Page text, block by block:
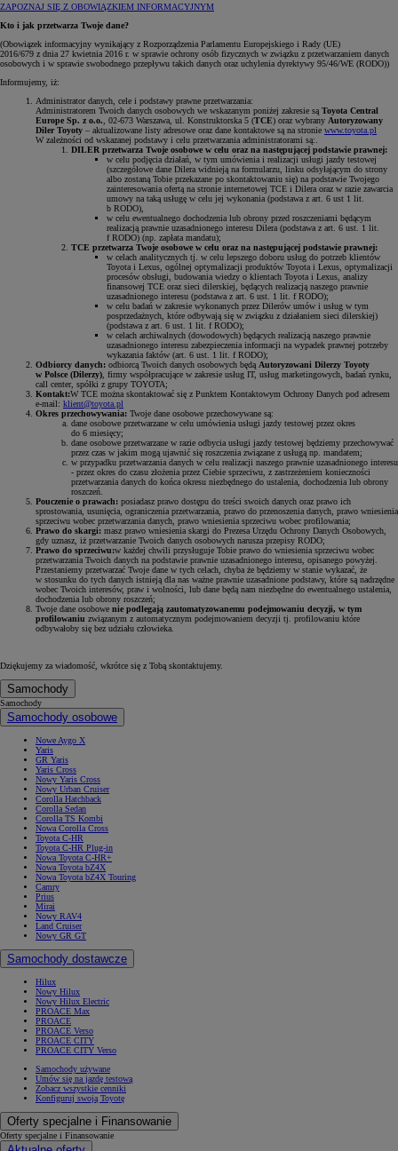
ZAPOZNAJ SIĘ Z OBOWIĄZKIEM INFORMACYJNYM
Kto i jak przetwarza Twoje dane?
(Obowiązek informacyjny wynikający z Rozporządzenia Parlamentu Europejskiego i Rady (UE)
2016/679 z dnia 27 kwietnia 2016 r. w sprawie ochrony osób fizycznych w związku z przetwarzaniem danych
osobowych i w sprawie swobodnego przepływu takich danych oraz uchylenia dyrektywy 95/46/WE (RODO))
Informujemy, iż:
Administrator danych, cele i podstawy prawne przetwarzania:
Administratorem Twoich danych osobowych we wskazanym poniżej zakresie są Toyota Central
Europe Sp. z o.o. , 02-673 Warszawa, ul. Konstruktorska 5 (TCE) oraz wybrany Autoryzowany
Diler Toyoty – aktualizowane listy adresowe oraz dane kontaktowe są na stronie www.toyota.pl
W zależności od wskazanej podstawy i celu przetwarzania administratorami są:.
DILER przetwarza Twoje osobowe w celu oraz na następującej podstawie prawnej:
w celu podjęcia działań, w tym umówienia i realizacji usługi jazdy testowej
(szczegółowe dane Dilera widnieją na formularzu, linku odsyłającym do strony
albo zostaną Tobie przekazane po skontaktowaniu się) na podstawie Twojego
zainteresowania ofertą na stronie internetowej TCE i Dilera oraz w razie zawarcia
umowy na taką usługę w celu jej wykonania (podstawa z art. 6 ust 1 lit.
b RODO),
w celu ewentualnego dochodzenia lub obrony przed roszczeniami będącym
realizacją prawnie uzasadnionego interesu Dilera (podstawa z art. 6 ust. 1 lit.
f RODO) (np. zapłata mandatu);
TCE przetwarza Twoje osobowe w celu oraz na następującej podstawie prawnej:
w celach analitycznych tj. w celu lepszego doboru usług do potrzeb klientów
Toyota i Lexus, ogólnej optymalizacji produktów Toyota i Lexus, optymalizacji
procesów obsługi, budowania wiedzy o klientach Toyota i Lexus, analizy
finansowej TCE oraz sieci dilerskiej, będących realizacją naszego prawnie
uzasadnionego interesu (podstawa z art. 6 ust. 1 lit. f RODO);
w celu badań w zakresie wykonanych przez Dilerów umów i usług w tym
posprzedażnych, które odbywają się w związku z działaniem sieci dilerskiej)
(podstawa z art. 6 ust. 1 lit. f RODO);
w celach archiwalnych (dowodowych) będących realizacją naszego prawnie
uzasadnionego interesu zabezpieczenia informacji na wypadek prawnej potrzeby
wykazania faktów (art. 6 ust. 1 lit. f RODO);
Odbiorcy danych: odbiorcą Twoich danych osobowych będą Autoryzowani Dilerzy Toyoty
w Polsce (Dilerzy) , firmy współpracujące w zakresie usług IT, usług marketingowych, badań rynku,
call center, spółki z grupy TOYOTA;
Kontakt:W TCE można skontaktować się z Punktem Kontaktowym Ochrony Danych pod adresem
e-mail: klient@toyota.pl
Okres przechowywania: Twoje dane osobowe przechowywane są:
dane osobowe przetwarzane w celu umówienia usługi jazdy testowej przez okres
do 6 miesięcy;
dane osobowe przetwarzane w razie odbycia usługi jazdy testowej będziemy przechowywać
przez czas w jakim mogą ujawnić się roszczenia związane z usługą np. mandatem;
w przypadku przetwarzania danych w celu realizacji naszego prawnie uzasadnionego interesu
- przez okres do czasu złożenia przez Ciebie sprzeciwu, z zastrzeżeniem konieczności
przetwarzania danych do końca okresu niezbędnego do ustalenia, dochodzenia lub obrony
roszczeń.
Pouczenie o prawach: posiadasz prawo dostępu do treści swoich danych oraz prawo ich
sprostowania, usunięcia, ograniczenia przetwarzania, prawo do przenoszenia danych, prawo wniesienia
sprzeciwu wobec przetwarzania danych, prawo wniesienia sprzeciwu wobec profilowania;
Prawo do skargi: masz prawo wniesienia skargi do Prezesa Urzędu Ochrony Danych Osobowych,
gdy uznasz, iż przetwarzanie Twoich danych osobowych narusza przepisy RODO;
Prawo do sprzeciwu:w każdej chwili przysługuje Tobie prawo do wniesienia sprzeciwu wobec
przetwarzania Twoich danych na podstawie prawnie uzasadnionego interesu, opisanego powyżej.
Przestaniemy przetwarzać Twoje dane w tych celach, chyba że będziemy w stanie wykazać, że
w stosunku do tych danych istnieją dla nas ważne prawnie uzasadnione podstawy, które są nadrzędne
wobec Twoich interesów, praw i wolności, lub dane będą nam niezbędne do ewentualnego ustalenia,
dochodzenia lub obrony roszczeń;
Twoje dane osobowe nie podlegają zautomatyzowanemu podejmowaniu decyzji, w tym
profilowaniu związanym z automatycznym podejmowaniem decyzji tj. profilowaniu które
odbywałoby się bez udziału człowieka.
Dziękujemy za wiadomość, wkrótce się z Tobą skontaktujemy.
Samochody
Samochody
Samochody osobowe
Nowe Aygo X
Yaris
GR Yaris
Yaris Cross
Nowy Yaris Cross
Nowy Urban Cruiser
Corolla Hatchback
Corolla Sedan
Corolla TS Kombi
Nowa Corolla Cross
Toyota C-HR
Toyota C-HR Plug-in
Nowa Toyota C-HR+
Nowa Toyota bZ4X
Nowa Toyota bZ4X Touring
Camry
Prius
Mirai
Nowy RAV4
Land Cruiser
Nowy GR GT
Samochody dostawcze
Hilux
Nowy Hilux
Nowy Hilux Electric
PROACE Max
PROACE
PROACE Verso
PROACE CITY
PROACE CITY Verso
Samochody używane
Umów się na jazdę testową
Zobacz wszystkie cenniki
Konfiguruj swoją Toyotę
Oferty specjalne i Finansowanie
Oferty specjalne i Finansowanie